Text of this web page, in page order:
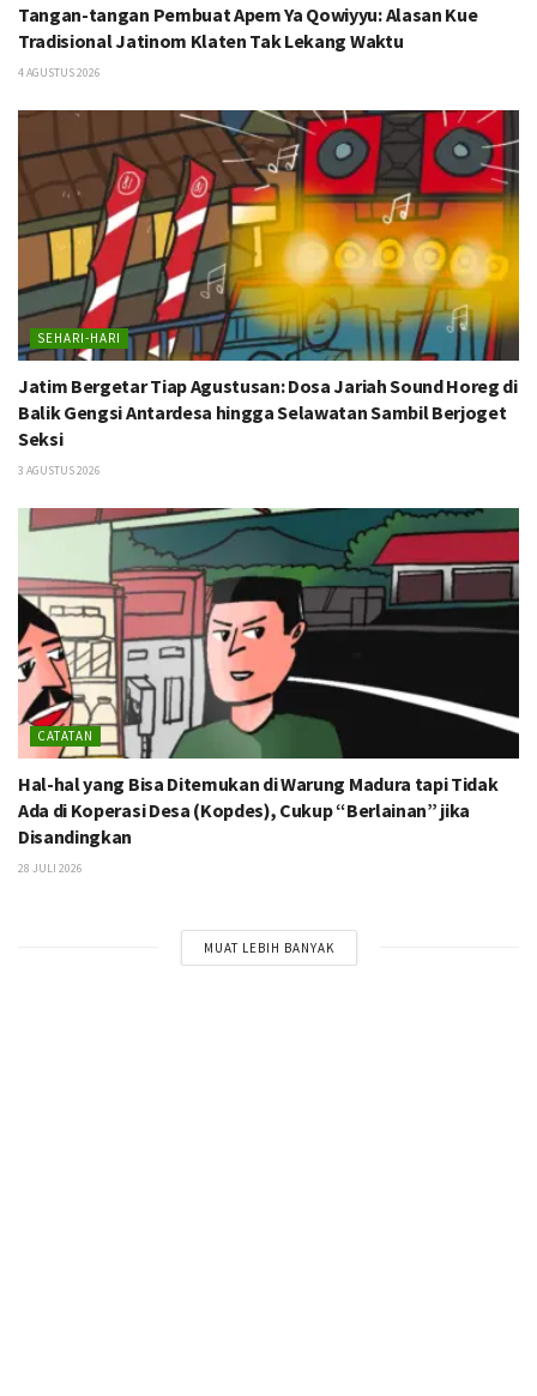
Tangan-tangan Pembuat Apem Ya Qowiyyu: Alasan Kue
Tradisional Jatinom Klaten Tak Lekang Waktu
4 AGUSTUS 2026
SEHARI-HARI
Jatim Bergetar Tiap Agustusan: Dosa Jariah Sound Horeg di
Balik Gengsi Antardesa hingga Selawatan Sambil Berjoget
Seksi
3 AGUSTUS 2026
CATATAN
Hal-hal yang Bisa Ditemukan di Warung Madura tapi Tidak
Ada di Koperasi Desa (Kopdes), Cukup “Berlainan” jika
Disandingkan
28 JULI 2026
MUAT LEBIH BANYAK